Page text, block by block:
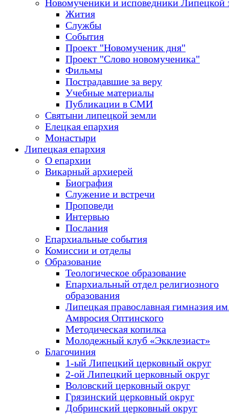
Новомученики и исповедники Липецкой
Жития
Службы
События
Проект "Новомученик дня"
Проект "Слово новомученика"
Фильмы
Пострадавшие за веру
Учебные материалы
Публикации в СМИ
Святыни липецкой земли
Елецкая епархия
Монастыри
Липецкая епархия
О епархии
Викарный архиерей
Биография
Служение и встречи
Проповеди
Интервью
Послания
Епархиальные события
Комиссии и отделы
Образование
Теологическое образование
Епархиальный отдел религиозного
образования
Липецкая православная гимназия
Амвросия Оптинского
Методическая копилка
Молодежный клуб «Экклезиаст»
Благочиния
1-ый Липецкий церковный округ
2-ой Липецкий церковный округ
Воловский церковный округ
Грязинский церковный округ
Добринский церковный округ